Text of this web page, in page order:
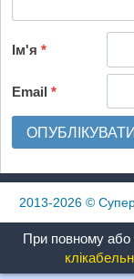
Ім'я*
Email*
2013-2026 ©
При повному або